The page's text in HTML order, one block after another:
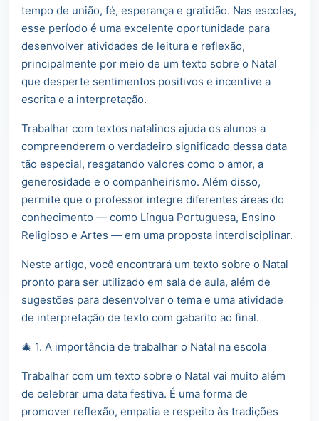
tempo de união, fé, esperança e gratidão. Nas escolas,
esse período é uma excelente oportunidade para
desenvolver atividades de leitura e reflexão,
principalmente por meio de um texto sobre o Natal
que desperte sentimentos positivos e incentive a
escrita e a interpretação.
Trabalhar com textos natalinos ajuda os alunos a
compreenderem o verdadeiro significado dessa data
tão especial, resgatando valores como o amor, a
generosidade e o companheirismo. Além disso,
permite que o professor integre diferentes áreas do
conhecimento — como Língua Portuguesa, Ensino
Religioso e Artes — em uma proposta interdisciplinar.
Neste artigo, você encontrará um texto sobre o Natal
pronto para ser utilizado em sala de aula, além de
sugestões para desenvolver o tema e uma atividade
de interpretação de texto com gabarito ao final.
🎄 1. A importância de trabalhar o Natal na escola
Trabalhar com um texto sobre o Natal vai muito além
de celebrar uma data festiva. É uma forma de
promover reflexão, empatia e respeito às tradições